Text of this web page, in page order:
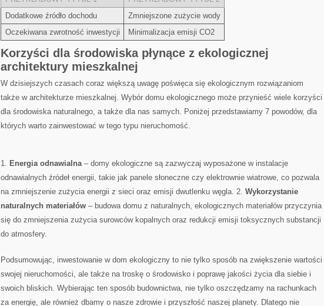
Dodatkowe źródło dochodu
Zmniejszone ⁤zużycie wody
Oczekiwana zwrotność inwestycji
Minimalizacja emisji ⁣CO2
Korzyści dla środowiska płynące z ekologicznej
⁤architektury mieszkalnej
W dzisiejszych czasach coraz ⁤większą uwagę poświęca się ekologicznym rozwiązaniom
także‍ w architekturze mieszkalnej. Wybór domu ekologicznego może przynieść wiele korzyści
dla środowiska naturalnego, a także ⁣dla nas‌ samych. Poniżej‌ przedstawiamy‍ 7 powodów, ⁣dla
których warto zainwestować w tego typu ‍nieruchomość.
1. Energia odnawialna– domy ekologiczne ⁣są zazwyczaj​ wyposażone w instalacje
odnawialnych ⁤źródeł energii, takie jak panele słoneczne czy elektrownie wiatrowe, co pozwala
na zmniejszenie zużycia ⁣energii z sieci oraz⁤ emisji dwutlenku węgla. 2. Wykorzystanie
⁢naturalnych materiałów – budowa domu z​ naturalnych, ekologicznych materiałów przyczynia⁣
się do zmniejszenia zużycia surowców kopalnych oraz redukcji emisji toksycznych substancji
do atmosfery.
Podsumowując, inwestowanie w dom ekologiczny to nie tylko ⁤sposób na zwiększenie‍ wartości
swojej nieruchomości, ale także na​ troskę o środowisko i poprawę jakości życia dla siebie ‍i
swoich​ bliskich. Wybierając⁣ ten‌ sposób budownictwa, nie tylko oszczędzamy ‍na rachunkach​
za energię, ale również dbamy⁤ o nasze zdrowie i ⁤przyszłość naszej planety. Dlatego nie